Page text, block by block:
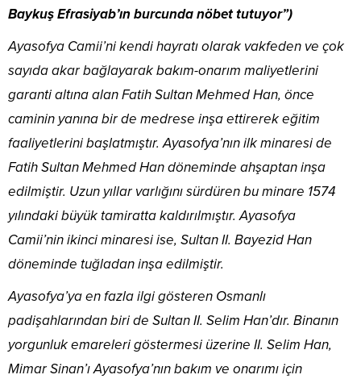
Baykuş Efrasiyab’ın burcunda nöbet tutuyor”)
Ayasofya Camii’ni kendi hayratı olarak vakfeden ve çok
sayıda akar bağlayarak bakım-onarım maliyetlerini
garanti altına alan Fatih Sultan Mehmed Han, önce
caminin yanına bir de medrese inşa ettirerek eğitim
faaliyetlerini başlatmıştır. Ayasofya’nın ilk minaresi de
Fatih Sultan Mehmed Han döneminde ahşaptan inşa
edilmiştir. Uzun yıllar varlığını sürdüren bu minare 1574
yılındaki büyük tamiratta kaldırılmıştır. Ayasofya
Camii’nin ikinci minaresi ise, Sultan II. Bayezid Han
döneminde tuğladan inşa edilmiştir.
Ayasofya’ya en fazla ilgi gösteren Osmanlı
padişahlarından biri de Sultan II. Selim Han’dır. Binanın
yorgunluk emareleri göstermesi üzerine II. Selim Han,
Mimar Sinan’ı Ayasofya’nın bakım ve onarımı için